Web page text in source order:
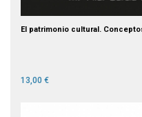
El patrimonio cultural.
13,00 €